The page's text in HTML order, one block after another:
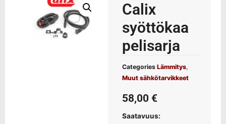
Calix
syöttökaa
pelisarja
Categories Lämmitys,
Muut sähkötarvikkeet
58,00 €
Saatavuus: